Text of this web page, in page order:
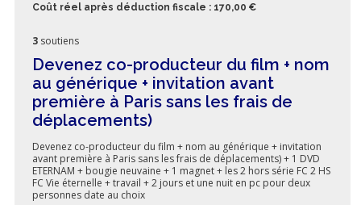
Coût réel après déduction fiscale : 170,00 €
3 soutiens
Devenez co-producteur du film + nom
au générique + invitation avant
première à Paris sans les frais de
déplacements)
Devenez co-producteur du film + nom au générique + invitation
avant première à Paris sans les frais de déplacements) + 1 DVD
ETERNAM + bougie neuvaine + 1 magnet + les 2 hors série FC 2 HS
FC Vie éternelle + travail + 2 jours et une nuit en pc pour deux
personnes date au choix